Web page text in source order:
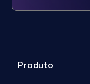
Produto